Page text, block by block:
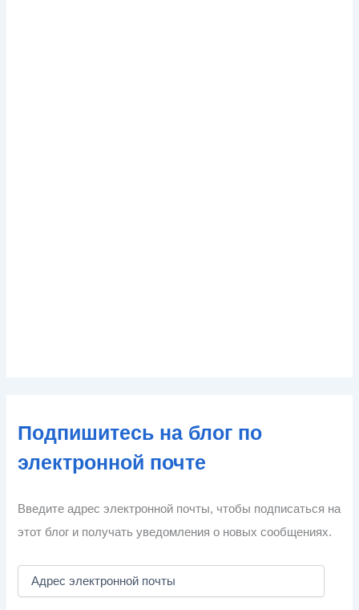
Подпишитесь на блог по
электронной почте
Введите адрес электронной почты, чтобы подписаться на
этот блог и получать уведомления о новых сообщениях.